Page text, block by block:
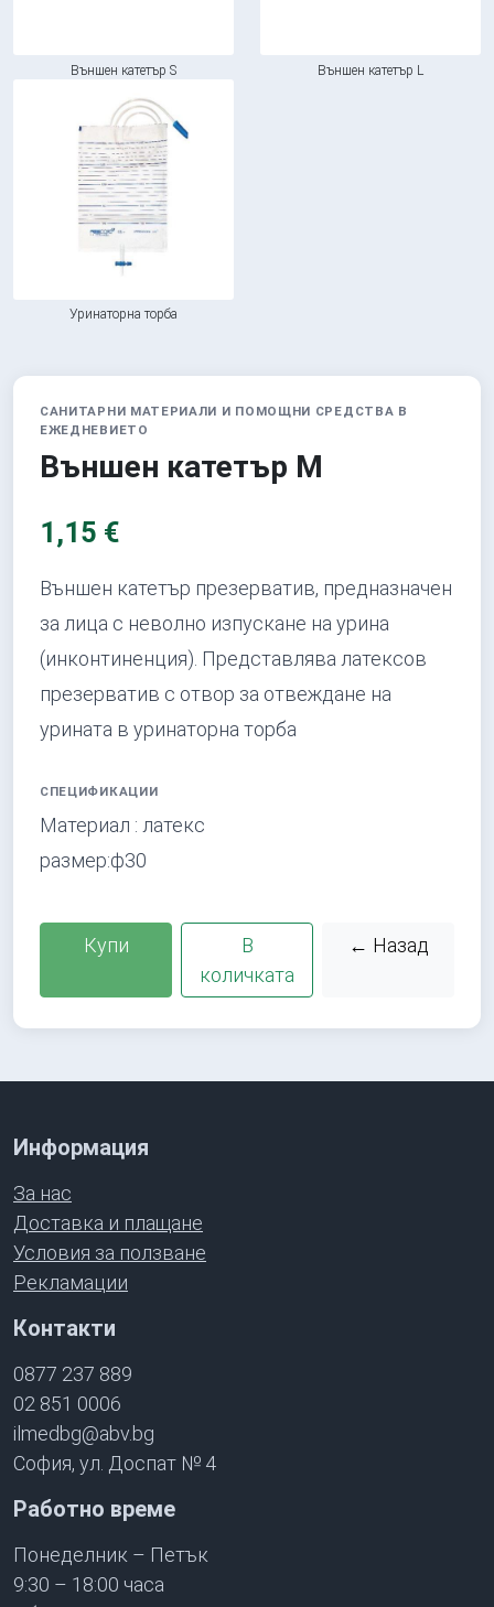
Външен катетър S Външен катетър L
Уринаторна торба
САНИТАРНИ МАТЕРИАЛИ И ПОМОЩНИ СРЕДСТВА В
ЕЖЕДНЕВИЕТО
Външен катетър M
1,15 €
Външен катетър презерватив, предназначен
за лица с неволно изпускане на урина
(инконтиненция). Представлява латексов
презерватив с отвор за отвеждане на
урината в уринаторна торба
СПЕЦИФИКАЦИИ
Материал : латекс
размер:ф30
Купи
В
количката
← Назад
Информация
За нас
Доставка и плащане
Условия за ползване
Рекламации
Контакти
0877 237 889
02 851 0006
ilmedbg@abv.bg
София, ул. Доспат № 4
Работно време
Понеделник – Петък
9:30 – 18:00 часа